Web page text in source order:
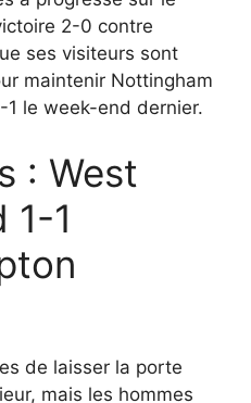
2-0 contre
ses visiteurs sont
maintenir Nottingham
1 le week-end dernier.
: West
1-1
de laisser la porte
mais les hommes